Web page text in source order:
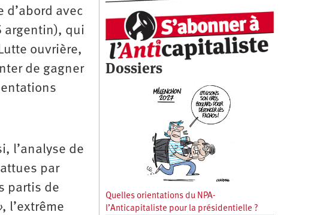
d’abord avec
argentin), qui
ouvrière,
de gagner
l’analyse de
par
partis de
, l’extrême
Dossiers
Quelles orientations du NPA-
l’Anticapitaliste pour la présidentielle ?